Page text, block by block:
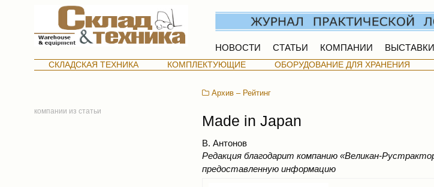
НОВОСТИ СТАТЬИ КОМПАНИИ ВЫСТАВКИ
СКЛАДСКАЯ ТЕХНИКА КОМПЛЕКТУЮЩИЕ ОБОРУДОВАНИЕ ДЛЯ ХРАНЕНИЯ
компании из статьи
Архив – Рейтинг
Made in Japan
В. Антонов
Редакция благодарит компанию «Великан-
предоставленную информацию